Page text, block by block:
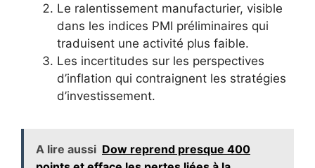
Le ralentissement manufacturier, visible
dans les indices PMI préliminaires qui
traduisent une activité plus faible.
Les incertitudes sur les perspectives
d’inflation qui contraignent les stratégies
d’investissement.
A lire aussi Dow reprend presque 400